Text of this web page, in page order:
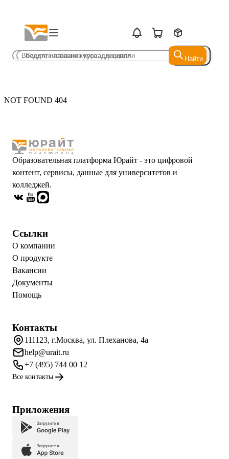
Найти
Найти
NOT FOUND 404
Образовательная платформа Юрайт - это цифровой
контент, сервисы, данные для университетов и
колледжей.
Ссылки
О компании
О продукте
Вакансии
Документы
Помощь
Контакты
111123, г.Москва, ул. Плеханова, 4а
help@urait.ru
+7 (495) 744 00 12
Все контакты
Приложения